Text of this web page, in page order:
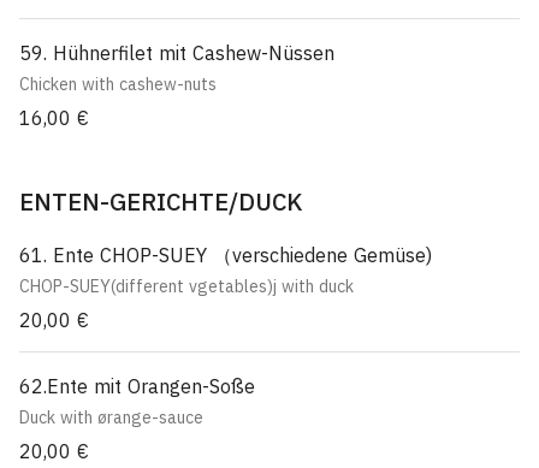
59. Hühnerfilet mit Cashew-Nüssen
Chicken with cashew-nuts
16,00 €
ENTEN-GERICHTE/DUCK
61. Ente CHOP-SUEY （verschiedene Gemüse)
CHOP-SUEY(different vgetables)j with duck
20,00 €
62.Ente mit Orangen-Soße
Duck with ørange-sauce
20,00 €